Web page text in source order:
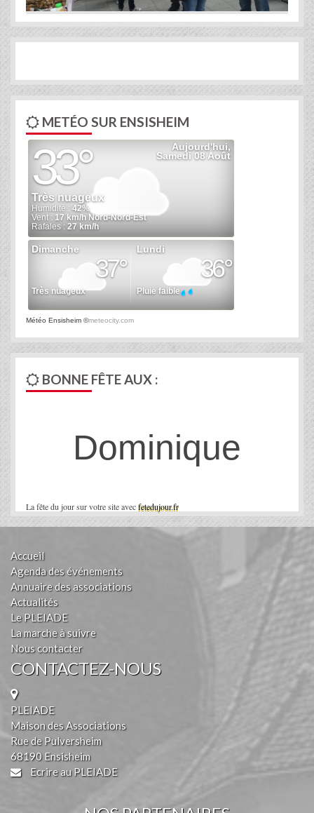
METÉO SUR ENSISHEIM
Météo Ensisheim ©meteocity.com
BONNE FÊTE AUX :
La fête du jour sur votre site avecfetedujour.fr
Dominique
Accueil
Agenda des événements
Annuaire des associations
Actualités
Le PLEIADE
La marche à suivre
Nous contacter
CONTACTEZ-NOUS
PLEIADE
Maison des Associations
Rue de Pulversheim
68190 Ensisheim
Ecrire au PLEIADE